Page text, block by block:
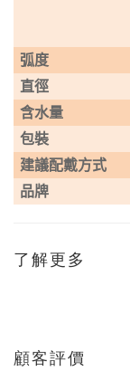
弧度
直徑
含水量
包裝
建議配戴方式
品牌
了解更多
顧客評價